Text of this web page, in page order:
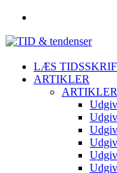
LÆS
ARTIKLER